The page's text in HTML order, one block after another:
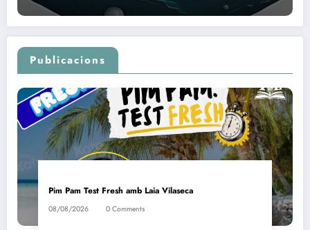
Publicacions
Pim Pam Test Fresh amb Laia Vilaseca
08/08/2026 0 Comments